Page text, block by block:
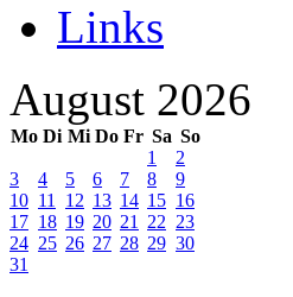
Links
August 2026
Mo Di Mi Do Fr Sa So
1
2
3
4 5 6 7 8
9
10 11 12 13 14 15 16
17 18 19 20 21 22 23
24 25 26 27 28 29 30
31